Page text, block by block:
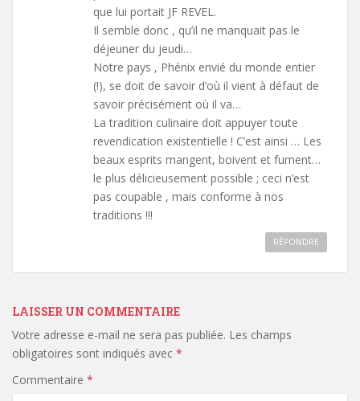
que lui portait JF REVEL.
Il semble donc , qu’il ne manquait pas le
déjeuner du jeudi…
Notre pays , Phénix envié du monde entier
(!), se doit de savoir d’où il vient à défaut de
savoir précisément où il va…
La tradition culinaire doit appuyer toute
revendication existentielle ! C’est ainsi … Les
beaux esprits mangent, boivent et fument…
le plus délicieusement possible ; ceci n’est
pas coupable , mais conforme à nos
traditions !!!
RÉPONDRE
LAISSER UN COMMENTAIRE
Votre adresse e-mail ne sera pas publiée. Les champs
obligatoires sont indiqués avec *
Commentaire *